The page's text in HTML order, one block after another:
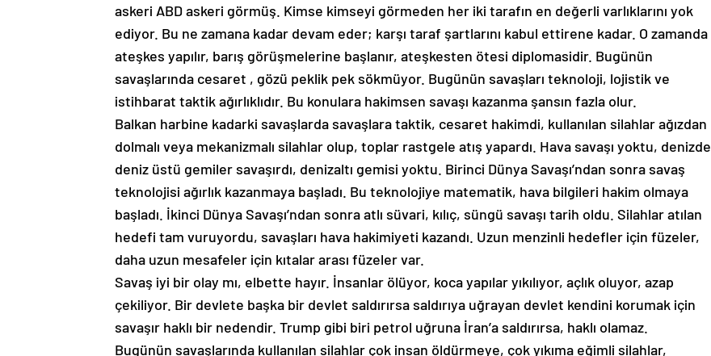
askeri ABD askeri görmüş. Kimse kimseyi görmeden her iki tarafın en değerli varlıklarını yok
ediyor. Bu ne zamana kadar devam eder; karşı taraf şartlarını kabul ettirene kadar. O zamanda
ateşkes yapılır, barış görüşmelerine başlanır, ateşkesten ötesi diplomasidir. Bugünün
savaşlarında cesaret , gözü peklik pek sökmüyor. Bugünün savaşları teknoloji, lojistik ve
istihbarat taktik ağırlıklıdır. Bu konulara hakimsen savaşı kazanma şansın fazla olur.
Balkan harbine kadarki savaşlarda savaşlara taktik, cesaret hakimdi, kullanılan silahlar ağızdan
dolmalı veya mekanizmalı silahlar olup, toplar rastgele atış yapardı. Hava savaşı yoktu, denizde
deniz üstü gemiler savaşırdı, denizaltı gemisi yoktu. Birinci Dünya Savaşı’ndan sonra savaş
teknolojisi ağırlık kazanmaya başladı. Bu teknolojiye matematik, hava bilgileri hakim olmaya
başladı. İkinci Dünya Savaşı’ndan sonra atlı süvari, kılıç, süngü savaşı tarih oldu. Silahlar atılan
hedefi tam vuruyordu, savaşları hava hakimiyeti kazandı. Uzun menzinli hedefler için füzeler,
daha uzun mesafeler için kıtalar arası füzeler var.
Savaş iyi bir olay mı, elbette hayır. İnsanlar ölüyor, koca yapılar yıkılıyor, açlık oluyor, azap
çekiliyor. Bir devlete başka bir devlet saldırırsa saldırıya uğrayan devlet kendini korumak için
savaşır haklı bir nedendir. Trump gibi biri petrol uğruna İran’a saldırırsa, haklı olamaz.
Bugünün savaşlarında kullanılan silahlar çok insan öldürmeye, çok yıkıma eğimli silahlar,